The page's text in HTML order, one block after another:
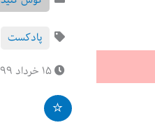
پادکست
۱۵ خرداد ۱۳۹۹